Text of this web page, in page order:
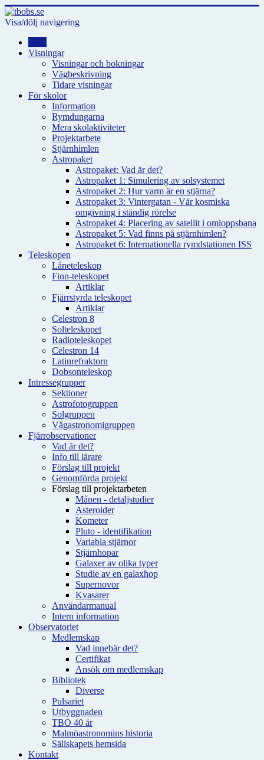
Visa/dölj navigering
Visningar
Visningar och bokningar
Vägbeskrivning
Tidare visningar
För skolor
Information
Rymdungarna
Mera skolaktiviteter
Projektarbete
Stjärnhimlen
Astropaket
Astropaket: Vad är det?
Astropaket 1: Simulering av solsystemet
Astropaket 2: Hur varm är en stjärna?
Astropaket 3: Vintergatan - Vår kosmiska
omgivning i ständig rörelse
Astropaket 4: Placering av satellit i omloppsbana
Astropaket 5: Vad finns på stjärnhimlen?
Astropaket 6: Internationella rymdstationen ISS
Teleskopen
Låneteleskop
Finn-teleskopet
Artiklar
Fjärrstyrda teleskopet
Artiklar
Celestron 8
Solteleskopet
Radioteleskopet
Celestron 14
Latinrefraktorn
Dobsonteleskop
Intressegrupper
Sektioner
Astrofotogruppen
Solgruppen
Vägastronomigruppen
Fjärrobservationer
Vad är det?
Info till lärare
Förslag till projekt
Genomförda projekt
Förslag till projektarbeten
Månen - detaljstudier
Asteroider
Kometer
Pluto - identifikation
Variabla stjärnor
Stjärnhopar
Galaxer av olika typer
Studie av en galaxhop
Supernovor
Kvasarer
Användarmanual
Intern information
Observatoriet
Medlemskap
Vad innebär det?
Certifikat
Ansök om medlemskap
Bibliotek
Diverse
Pulsariet
Utbyggnaden
TBO 40 år
Malmöastronomins historia
Sällskapets hemsida
Kontakt